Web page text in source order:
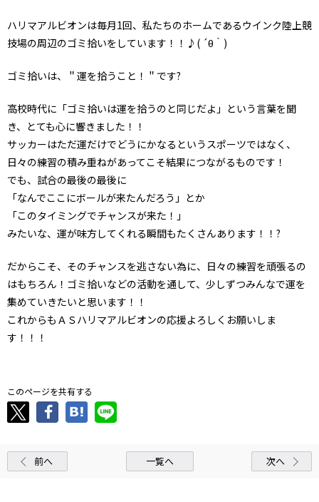
ハリマアルビオンは毎月1回、私たちのホームであるウインク陸上競
技場の周辺のゴミ拾いをしています！！♪( ´θ｀)
ゴミ拾いは、＂運を拾うこと！＂です?
高校時代に「ゴミ拾いは運を拾うのと同じだよ」という言葉を聞
き、とても心に響きました！！
サッカーはただ運だけでどうにかなるというスポーツではなく、
日々の練習の積み重ねがあってこそ結果につながるものです！
でも、試合の最後の最後に
「なんでここにボールが来たんだろう」とか
「このタイミングでチャンスが来た！」
みたいな、運が味方してくれる瞬間もたくさんあります！！?
だからこそ、そのチャンスを逃さない為に、日々の練習を頑張るの
はもちろん！ゴミ拾いなどの活動を通して、少しずつみんなで運を
集めていきたいと思います！！
これからもＡＳハリマアルビオンの応援よろしくお願いしま
す！！！
このページを共有する
前へ 一覧へ 次へ